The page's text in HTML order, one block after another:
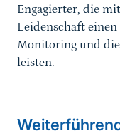
Engagierter, die
Leidenschaft
Monitoring und
leisten.